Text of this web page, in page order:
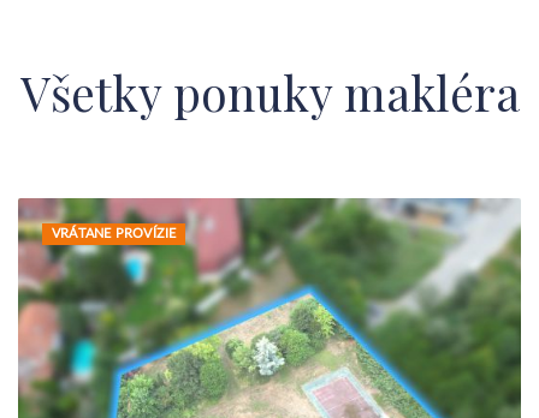
Všetky ponuky makléra
VRÁTANE PROVÍZIE